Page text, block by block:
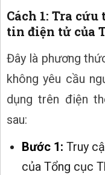
Cách 1: Tra
tin điện tử của
Đây là phương
không yêu cầu
dụng trên điện
sau:
Bước 1: Truy
của Tổng cục